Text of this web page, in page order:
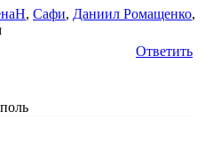
, Сафи, Даниил Ромащенко,
Ответить